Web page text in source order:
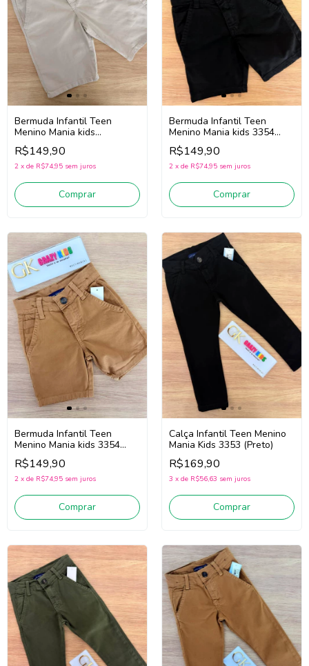
Bermuda Infantil Teen
Menino Mania kids
3354/3385 (Areia)
R$149,90
2 x de R$74,95 sem juros
Comprar
Bermuda Infantil Teen
Menino Mania kids 3354
(Preto)
R$149,90
2 x de R$74,95 sem juros
Comprar
Bermuda Infantil Teen
Menino Mania kids 3354
(Mostarda)
R$149,90
2 x de R$74,95 sem juros
Comprar
Calça Infantil Teen Menino
Mania Kids 3353 (Preto)
R$169,90
3 x de R$56,63 sem juros
Comprar